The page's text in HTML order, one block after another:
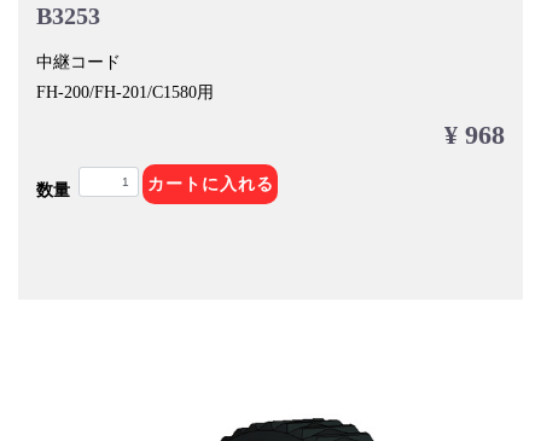
B3253
中継コード
FH-200/FH-201/C1580用
¥ 968
数量 カートに入れる